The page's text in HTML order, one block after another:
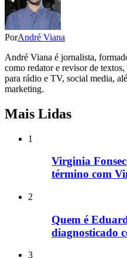
PorAndré Viana
André Viana é jornalista,
como redator e revisor de
para rádio e TV, social media,
marketing.
Mais Lidas
1
Virginia
término com
2
Quem é
diagnosticado
3